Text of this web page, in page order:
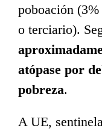
poboación
o terciario).
atópase por
pobreza.
A UE,